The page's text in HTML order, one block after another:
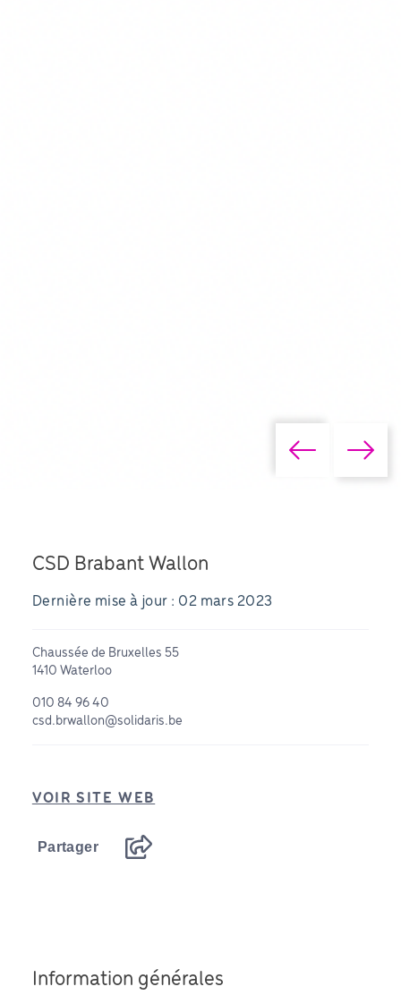
CSD Brabant Wallon
Dernière mise à jour : 02 mars 2023
Chaussée de Bruxelles 55
1410 Waterloo
010 84 96 40
csd.brwallon@solidaris.be
VOIR SITE WEB
Partager
Information générales